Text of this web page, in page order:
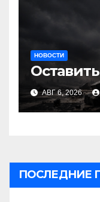
НОВОСТИ
АВГ 6, 2026
ПОСЛЕДНИЕ